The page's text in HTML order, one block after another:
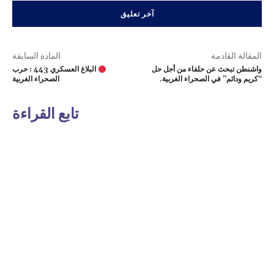
المادة السابقة
البلاغ العسكري 443 : حرب
الصحراء الغربية
المقالة القادمة
واشنطن تبحث عن حلفاء من أجل حل
“كريم ودائم” في الصحراء الغربية.
تابع القراءة